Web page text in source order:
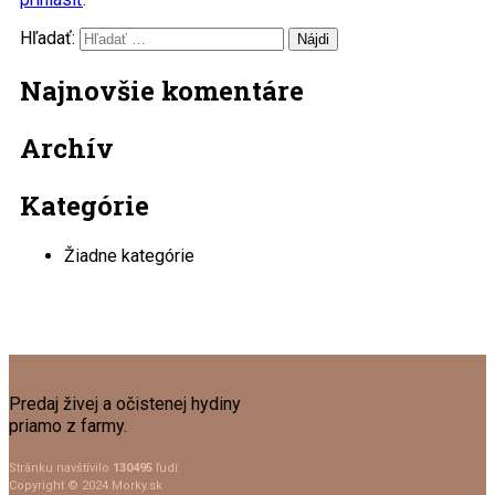
Hľadať:
Najnovšie komentáre
Archív
Kategórie
Žiadne kategórie
Predaj živej a očistenej hydiny
priamo z farmy.
Stránku navštívilo 130495 ľudí.
Copyright © 2024 Morky.sk